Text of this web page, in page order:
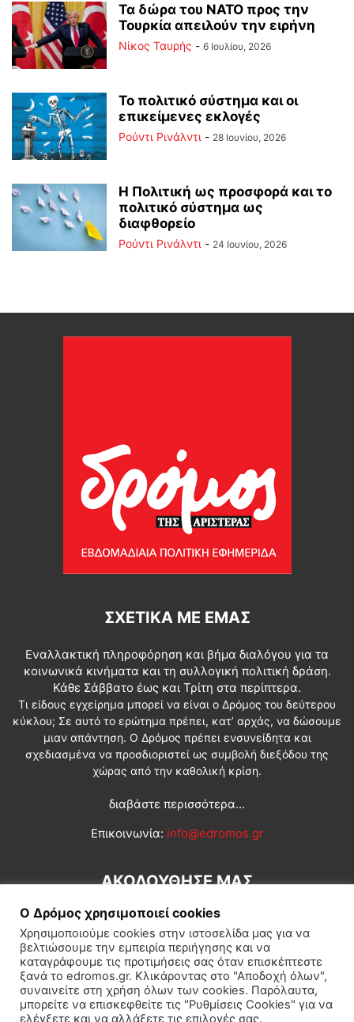
Τα δώρα του ΝΑΤΟ προς την
Τουρκία απειλούν την ειρήνη
Νίκος Ταυρής - 6 Ιουλίου, 2026
Το πολιτικό σύστημα και οι
επικείμενες εκλογές
Ρούντι Ρινάλντι - 28 Ιουνίου, 2026
Η Πολιτική ως προσφορά και το
πολιτικό σύστημα ως
διαφθορείο
Ρούντι Ρινάλντι - 24 Ιουνίου, 2026
ΣΧΕΤΙΚΆ ΜΕ ΕΜΆΣ
Εναλλακτική πληροφόρηση και βήμα διαλόγου για τα
κοινωνικά κινήματα και τη συλλογική πολιτική δράση.
Κάθε Σάββατο έως και Τρίτη στα περίπτερα.
Τι είδους εγχείρημα μπορεί να είναι ο Δρόμος του δεύτερου
κύκλου; Σε αυτό το ερώτημα πρέπει, κατ’ αρχάς, να δώσουμε
μιαν απάντηση. Ο Δρόμος πρέπει ενσυνείδητα και
σχεδιασμένα να προσδιοριστεί ως συμβολή διεξόδου της
χώρας από την καθολική κρίση.
διαβάστε περισσότερα...
Επικοινωνία: info@edromos.gr
ΑΚΟΛΟΥΘΗΣΕ ΜΑΣ
Εγγραφή συνδρομητή Πολιτική Διεθνή Κοινωνία
Ο Δρόμος χρησιμοποιεί cookies
Χρησιμοποιούμε cookies στην ιστοσελίδα μας για να
βελτιώσουμε την εμπειρία περιήγησης και να
καταγράφουμε τις προτιμήσεις σας όταν επισκέπτεστε
ξανά το edromos.gr. Κλικάροντας στο "Αποδοχή όλων",
συναινείτε στη χρήση όλων των cookies. Παρόλαυτα,
μπορείτε να επισκεφθείτε τις "Ρυθμίσεις Cookies" για να
ελέγξετε και να αλλάξετε τις επιλογές σας.